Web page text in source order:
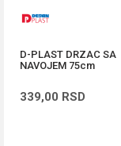
D-PLAST DRZAC SA
NAVOJEM 75cm
339,00 RSD